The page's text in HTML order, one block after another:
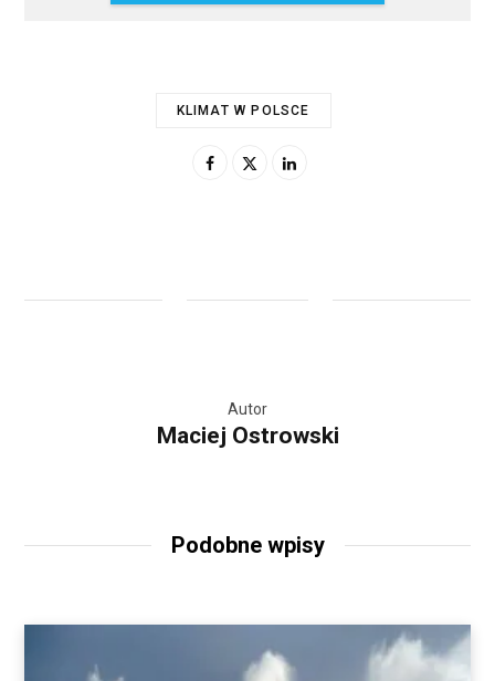
KLIMAT W POLSCE
Autor
Maciej Ostrowski
Podobne wpisy